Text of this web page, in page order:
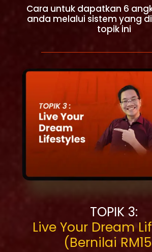
Cara untuk dapatkan 6
anda melalui sistem yang
topik ini
TOPIK 3:
Live Your Dream
(Bernilai